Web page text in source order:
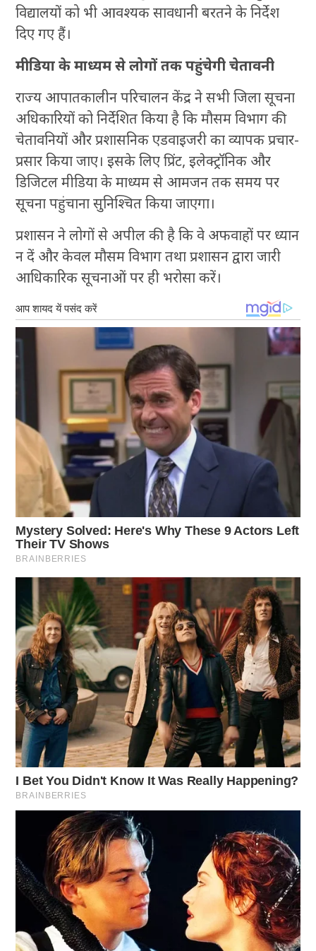
विद्यालयों को भी आवश्यक सावधानी बरतने के निर्देश
दिए गए हैं।
मीडिया के माध्यम से लोगों तक पहुंचेगी चेतावनी
राज्य आपातकालीन परिचालन केंद्र ने सभी जिला सूचना
अधिकारियों को निर्देशित किया है कि मौसम विभाग की
चेतावनियों और प्रशासनिक एडवाइजरी का व्यापक प्रचार-
प्रसार किया जाए। इसके लिए प्रिंट, इलेक्ट्रॉनिक और
डिजिटल मीडिया के माध्यम से आमजन तक समय पर
सूचना पहुंचाना सुनिश्चित किया जाएगा।
प्रशासन ने लोगों से अपील की है कि वे अफवाहों पर ध्यान
न दें और केवल मौसम विभाग तथा प्रशासन द्वारा जारी
आधिकारिक सूचनाओं पर ही भरोसा करें।